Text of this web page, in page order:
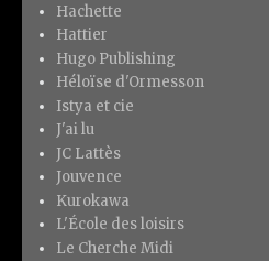
Hachette
Hattier
Hugo Publishing
Héloïse d'Ormesson
Istya et cie
J'ai lu
JC Lattès
Jouvence
Kurokawa
L'École des loisirs
Le Cherche Midi